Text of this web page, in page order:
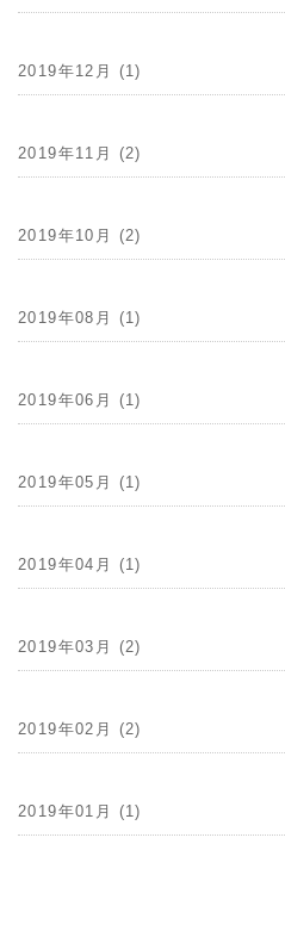
2019年12月 (1)
2019年11月 (2)
2019年10月 (2)
2019年08月 (1)
2019年06月 (1)
2019年05月 (1)
2019年04月 (1)
2019年03月 (2)
2019年02月 (2)
2019年01月 (1)